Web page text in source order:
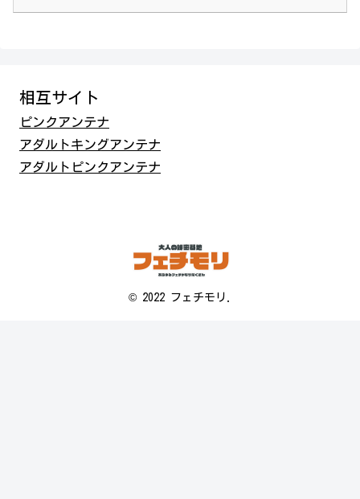
相互サイト
ピンクアンテナ
アダルトキングアンテナ
アダルトピンクアンテナ
© 2022 フェチモリ.